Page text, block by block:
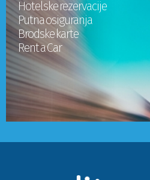
Usluge
Avio karte
Hotelske rezervacije
Putna osiguranja
Brodske karte
Rent a Car